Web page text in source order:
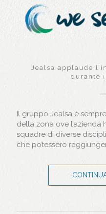
Jealsa applaude
durante
Il gruppo Jealsa è
della zona ove
squadre di diverse
che potessero